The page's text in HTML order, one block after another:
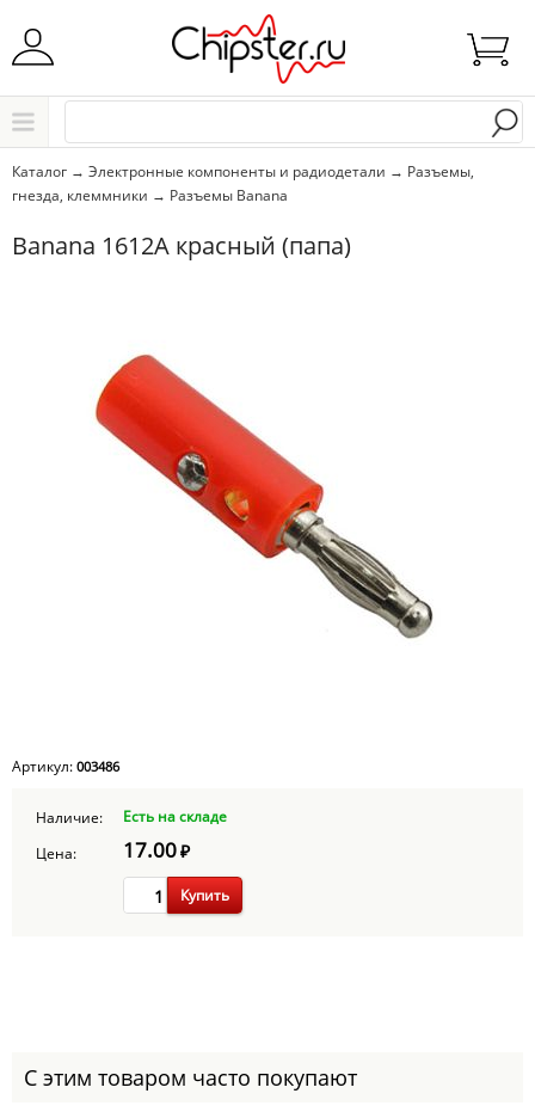
Начните водить название города..
Выбрать
Каталог → Электронные компоненты и радиодетали → Разъемы,
гнезда, клеммники → Разъемы Banana
Banana 1612A красный (папа)
Артикул: 003486
Наличие:
Есть на складе
Цена:
17.00₽
Купить
С этим товаром часто покупают